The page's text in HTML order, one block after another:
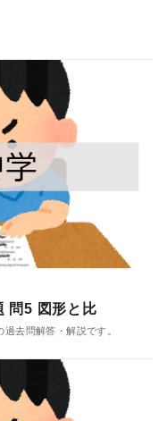
問5 図形と比
去問解答・解説です。